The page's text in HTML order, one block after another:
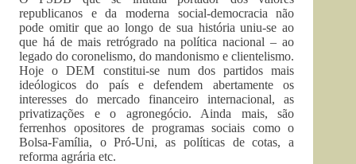
republicanos e da moderna social-democracia não
pode omitir que ao longo de sua história uniu-se ao
que há de mais retrógrado na política nacional – ao
legado do coronelismo, do mandonismo e clientelismo.
Hoje o DEM constitui-se num dos partidos mais
ideólogicos do país e defendem abertamente os
interesses do mercado financeiro internacional, as
privatizações e o agronegócio. Ainda mais, são
ferrenhos opositores de programas sociais como o
Bolsa-Família, o Pró-Uni, as políticas de cotas, a
reforma agrária etc.